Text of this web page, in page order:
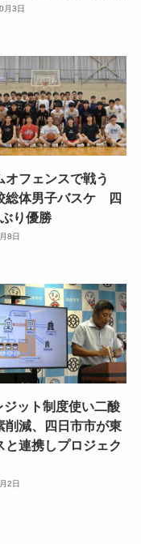
月3日
オフェンスで戦う
総体男子バスケ 四
り優勝
8日
ジット制度使い二酸
削減、四日市市が東
と連携しプロジェク
2日